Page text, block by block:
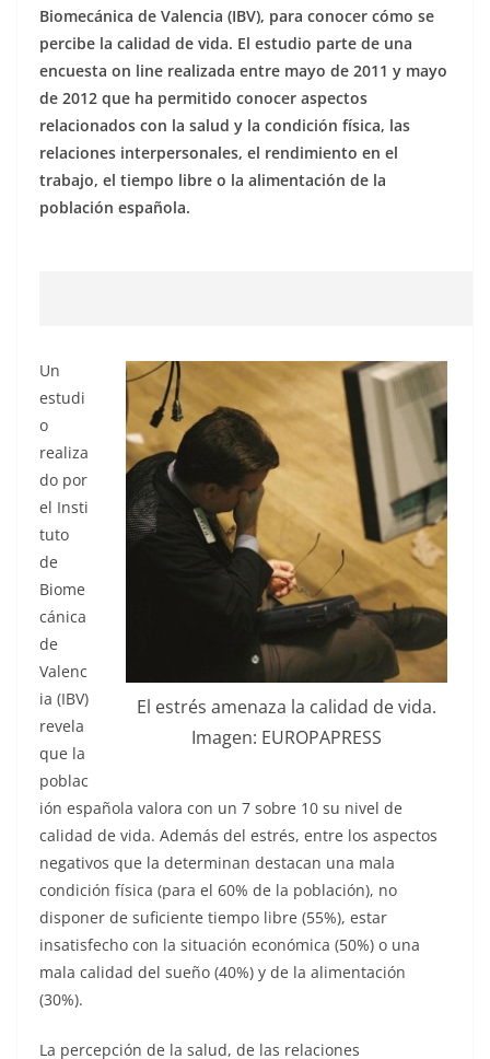
Biomecánica de Valencia (IBV), para conocer cómo se
percibe la calidad de vida. El estudio parte de una
encuesta on line realizada entre mayo de 2011 y mayo
de 2012 que ha permitido conocer aspectos
relacionados con la salud y la condición física, las
relaciones interpersonales, el rendimiento en el
trabajo, el tiempo libre o la alimentación de la
población española.
El estrés amenaza la calidad de vida.
Imagen: EUROPAPRESS
Un
estudi
o
realiza
do por
el Insti
tuto
de
Biome
cánica
de
Valenc
ia (IBV)
revela
que la
poblac
ión española valora con un 7 sobre 10 su nivel de
calidad de vida. Además del estrés, entre los aspectos
negativos que la determinan destacan una mala
condición física (para el 60% de la población), no
disponer de suficiente tiempo libre (55%), estar
insatisfecho con la situación económica (50%) o una
mala calidad del sueño (40%) y de la alimentación
(30%).
La percepción de la salud, de las relaciones